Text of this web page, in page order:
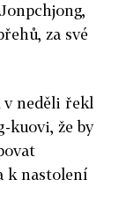
za své
neděli řekl
kuovi, že by
k nastolení